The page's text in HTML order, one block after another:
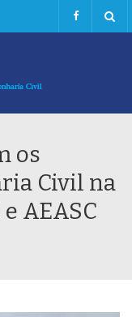
os
Civil na
AEASC